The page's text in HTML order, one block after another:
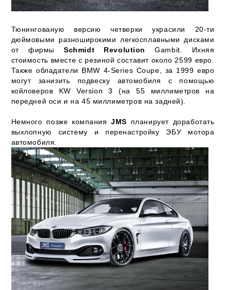
Тюнингованую версию четверки украсили 20-ти
дюймовыми разноширокими легкосплавными дисками
от фирмыSchmidt Revolution
Gambit. Ихняя
стоимость вместе с резиной составит около 2599 евро.
Также обладатели BMW 4-Series Coupe, за 1999 евро
могут занизить подвеску автомобиля с помощью
койловеров KW Version 3 (на 55 миллиметров на
передней оси и на 45 миллиметров на задней).
Немного позже компанияJMS планирует доработать
выхлопную систему и перенастройку ЭБУ мотора
автомобиля.